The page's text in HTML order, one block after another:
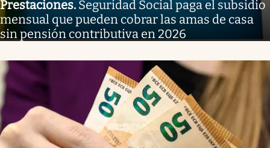
Prestaciones. Seguridad Social paga el subsidio
mensual que pueden cobrar las amas de casa
sin pensión contributiva en 2026